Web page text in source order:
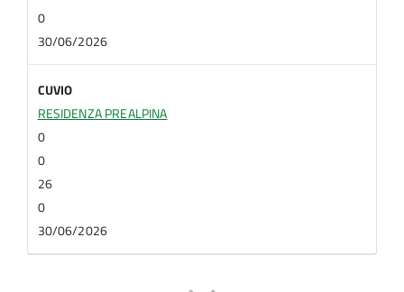
0
30/06/2026
CUVIO
RESIDENZA PREALPINA
0
0
26
0
30/06/2026